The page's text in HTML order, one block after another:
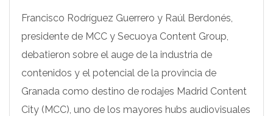
Francisco Rodríguez Guerrero y Raúl Berdonés,
presidente de MCC y Secuoya Content Group,
debatieron sobre el auge de la industria de
contenidos y el potencial de la provincia de
Granada como destino de rodajes Madrid Content
City (MCC), uno de los mayores hubs audiovisuales